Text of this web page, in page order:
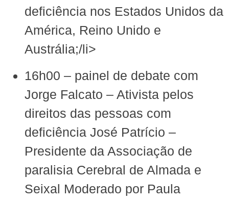
deficiência nos Estados Unidos da
América, Reino Unido e
Austrália‬;/li>
‪16h00 – painel de debate com
Jorge Falcato – Ativista pelos
direitos das pessoas com
deficiência‬ ‪José Patrício –
Presidente da Associação de
paralisia Cerebral de Almada e
Seixal‬ Moderado por Paula